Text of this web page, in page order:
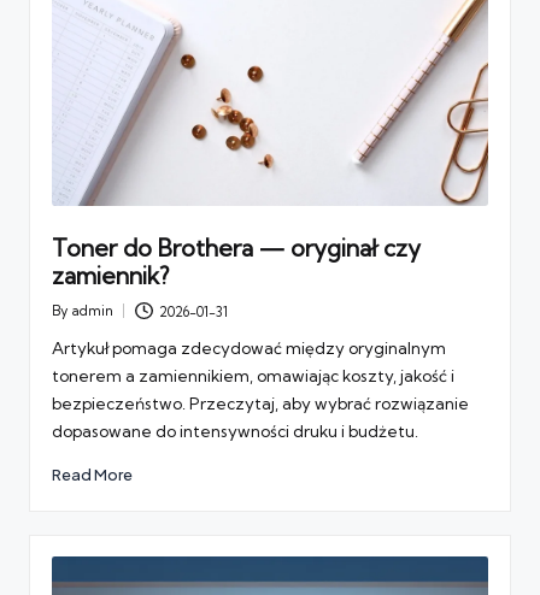
Toner do Brothera — oryginał czy
zamiennik?
Posted
By admin 2026-01-31
Artykuł pomaga zdecydować między oryginalnym
tonerem a zamiennikiem, omawiając koszty, jakość i
bezpieczeństwo. Przeczytaj, aby wybrać rozwiązanie
dopasowane do intensywności druku i budżetu.
Read More